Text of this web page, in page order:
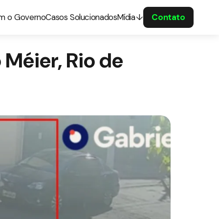
o GovernoCasos SolucionadosMídia Contato
Rio de